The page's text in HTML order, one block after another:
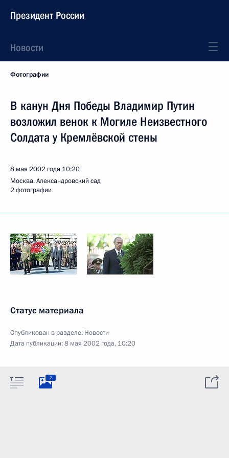
Президент России
Новости
Фотографии
В канун Дня Победы Владимир Путин
возложил венок к Могиле Неизвестного
Солдата у Кремлёвской стены
8 мая 2002 года 10:20
Москва, Александровский сад
2 фотографии
Статус материала
Опубликован в разделе: Новости
Дата публикации:8 мая 2002 года, 10:20
2